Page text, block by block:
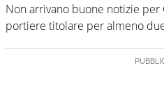
Non arrivano buone notizie
portiere titolare per almeno